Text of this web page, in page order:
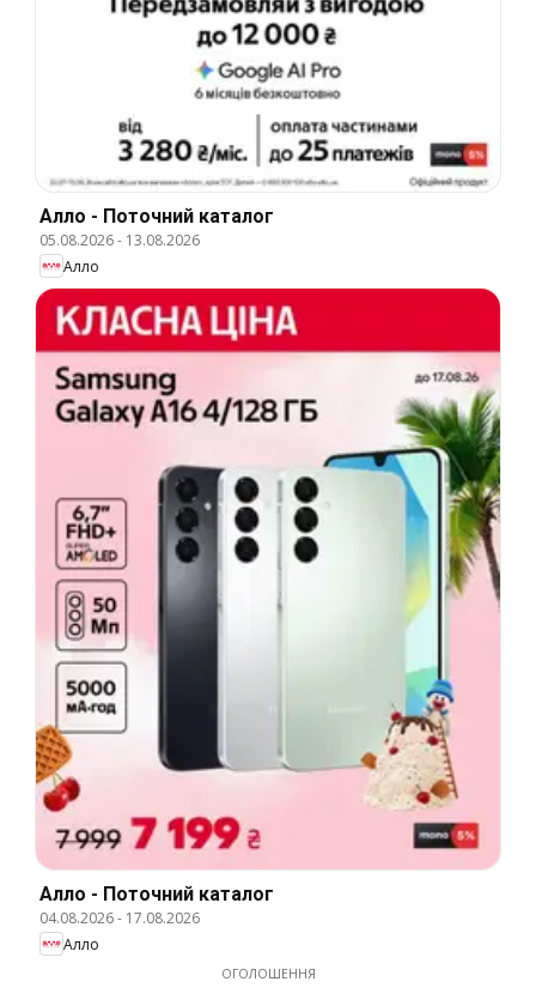
Алло - Поточний каталог
05.08.2026- 13.08.2026
Алло
Алло - Поточний каталог
04.08.2026- 17.08.2026
Алло
ОГОЛОШЕННЯ